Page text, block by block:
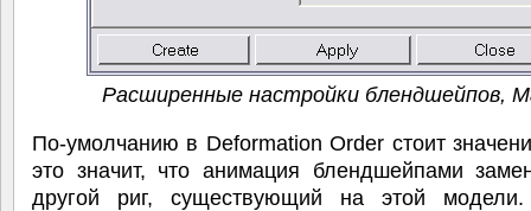
Расширенные настройки блендшейпов,
По-умолчанию в Deformation Order стоит
это значит, что анимация блендшейпами
другой риг, существующий на этой